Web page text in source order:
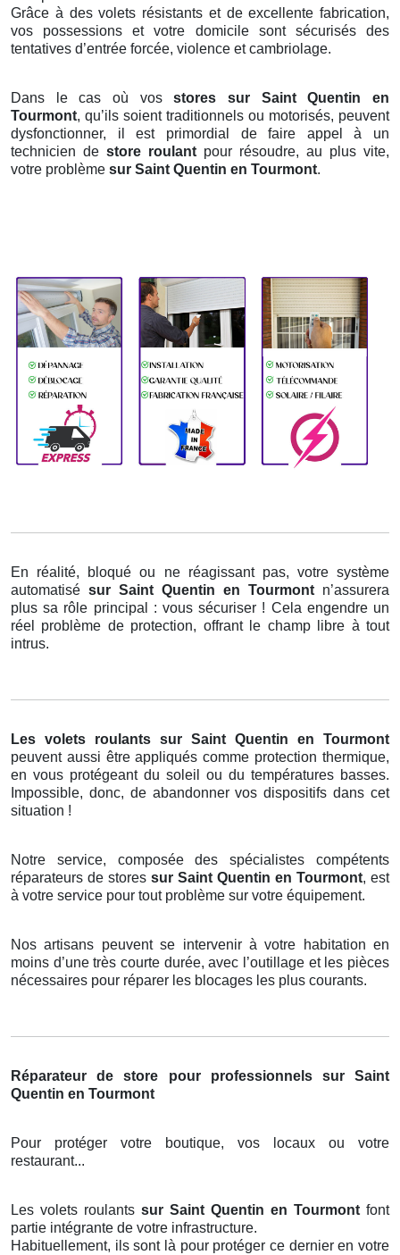
Grâce à des volets résistants et de excellente fabrication,
vos possessions et votre domicile sont sécurisés des
tentatives d’entrée forcée, violence et cambriolage.
Dans le cas où vosstores sur Saint Quentin en
Tourmont, qu’ils soient traditionnels ou motorisés, peuvent
dysfonctionner, il est primordial de faire appel à un
technicien de store roulantpour résoudre, au plus vite,
votre problème sur Saint Quentin en Tourmont.
En réalité, bloqué ou ne réagissant pas, votre système
automatisé sur Saint Quentin en Tourmont n’assurera
plus sa rôle principal : vous sécuriser ! Cela engendre un
réel problème de protection, offrant le champ libre à tout
intrus.
Les volets roulants sur Saint Quentin en Tourmont
peuvent aussi être appliqués comme protection thermique,
en vous protégeant du soleil ou du températures basses.
Impossible, donc, de abandonner vos dispositifs dans cet
situation !
Notre service, composée des spécialistes compétents
réparateurs de stores sur Saint Quentin en Tourmont, est
à votre service pour tout problème sur votre équipement.
Nos artisans peuvent se intervenir à votre habitation en
moins d’une très courte durée, avec l’outillage et les pièces
nécessaires pour réparer les blocages les plus courants.
Réparateur de store pour professionnels sur Saint
Quentin en Tourmont
Pour protéger votre boutique, vos locaux ou votre
restaurant...
Les volets roulants sur Saint Quentin en Tourmont font
partie intégrante de votre infrastructure.
Habituellement, ils sont là pour protéger ce dernier en votre